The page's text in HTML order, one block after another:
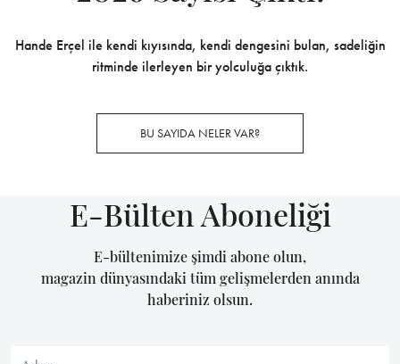
Hande Erçel ile kendi kıyısında, kendi dengesini bulan, sadeliğin
ritminde ilerleyen bir yolculuğa çıktık.
BU SAYIDA NELER VAR?
E-Bülten Aboneliği
E-bültenimize şimdi abone olun,
magazin dünyasındaki tüm gelişmelerden anında
haberiniz olsun.